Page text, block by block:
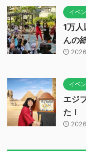
イベ
1万
んの
イベ
エジ
た！